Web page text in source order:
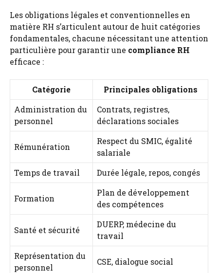
Les obligations légales et conventionnelles en
matière RH s’articulent autour de huit catégories
fondamentales, chacune nécessitant une attention
particulière pour garantir une compliance RH
efficace :
Catégorie
Principales obligations
Administration du
personnel
Contrats, registres,
déclarations sociales
Rémunération
Respect du SMIC, égalité
salariale
Temps de travail
Durée légale, repos, congés
Formation
Plan de développement
des compétences
Santé et sécurité
DUERP, médecine du
travail
Représentation du
personnel
CSE, dialogue social